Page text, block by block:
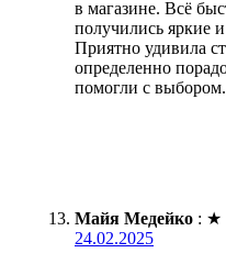
в магазине. Всё
получились яркие
Приятно удивила
определенно
помогли с
Майя Медейко : ★
24.02.2025